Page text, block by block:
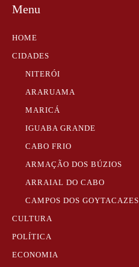
Menu
HOME
CIDADES
NITERÓI
ARARUAMA
MARICÁ
IGUABA GRANDE
CABO FRIO
ARMAÇÃO DOS BÚZIOS
ARRAIAL DO CABO
CAMPOS DOS GOYTACAZES
CULTURA
POLÍTICA
ECONOMIA